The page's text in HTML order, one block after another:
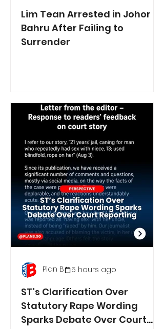
Lim Tean Arrested in Johor
Bahru After Failing to
Surrender
ST's Clarification Over
Statutory Rape Wording
Sparks Debate Over Court
Plan B 5 hours ago